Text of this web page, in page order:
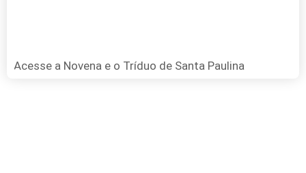
Acesse a Novena e o Tríduo de Santa Paulina